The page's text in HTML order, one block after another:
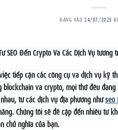
ĐĂNG VÀO24/07/2025
SEO Đến Crypto Và Các Dịch Vụ tương
tiếp cận các công cụ và dịch vụ kỹ
blockchain và crypto, mọi thứ đều
từ các dịch vụ địa phương nhưseo
Chúng tôi sẽ đề cập đến nhiều từ
chủ nghĩa của bạn.